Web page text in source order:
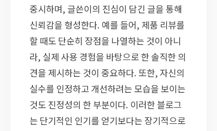
중시하며, 글쓴이의 진심이 담긴 글을 통해
신뢰감을 형성한다. 예를 들어, 제품 리뷰를
할 때도 단순히 장점을 나열하는 것이 아니
라, 실제 사용 경험을 바탕으로 한 솔직한 의
견을 제시하는 것이 중요하다. 또한, 자신의
실수를 인정하고 개선하려는 모습을 보이는
것도 진정성의 한 부분이다. 이러한 블로그
는 단기적인 인기를 얻기보다는 장기적으로